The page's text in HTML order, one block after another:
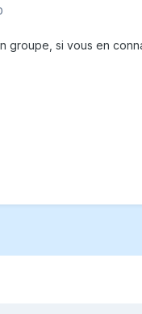
groupe, si vous en